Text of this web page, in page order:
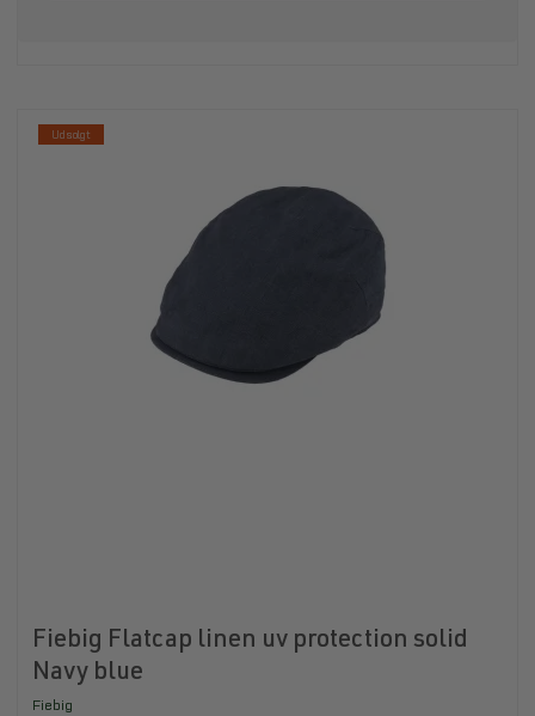
Udsolgt
Fiebig Flatcap linen uv protection solid
Navy blue
Fiebig